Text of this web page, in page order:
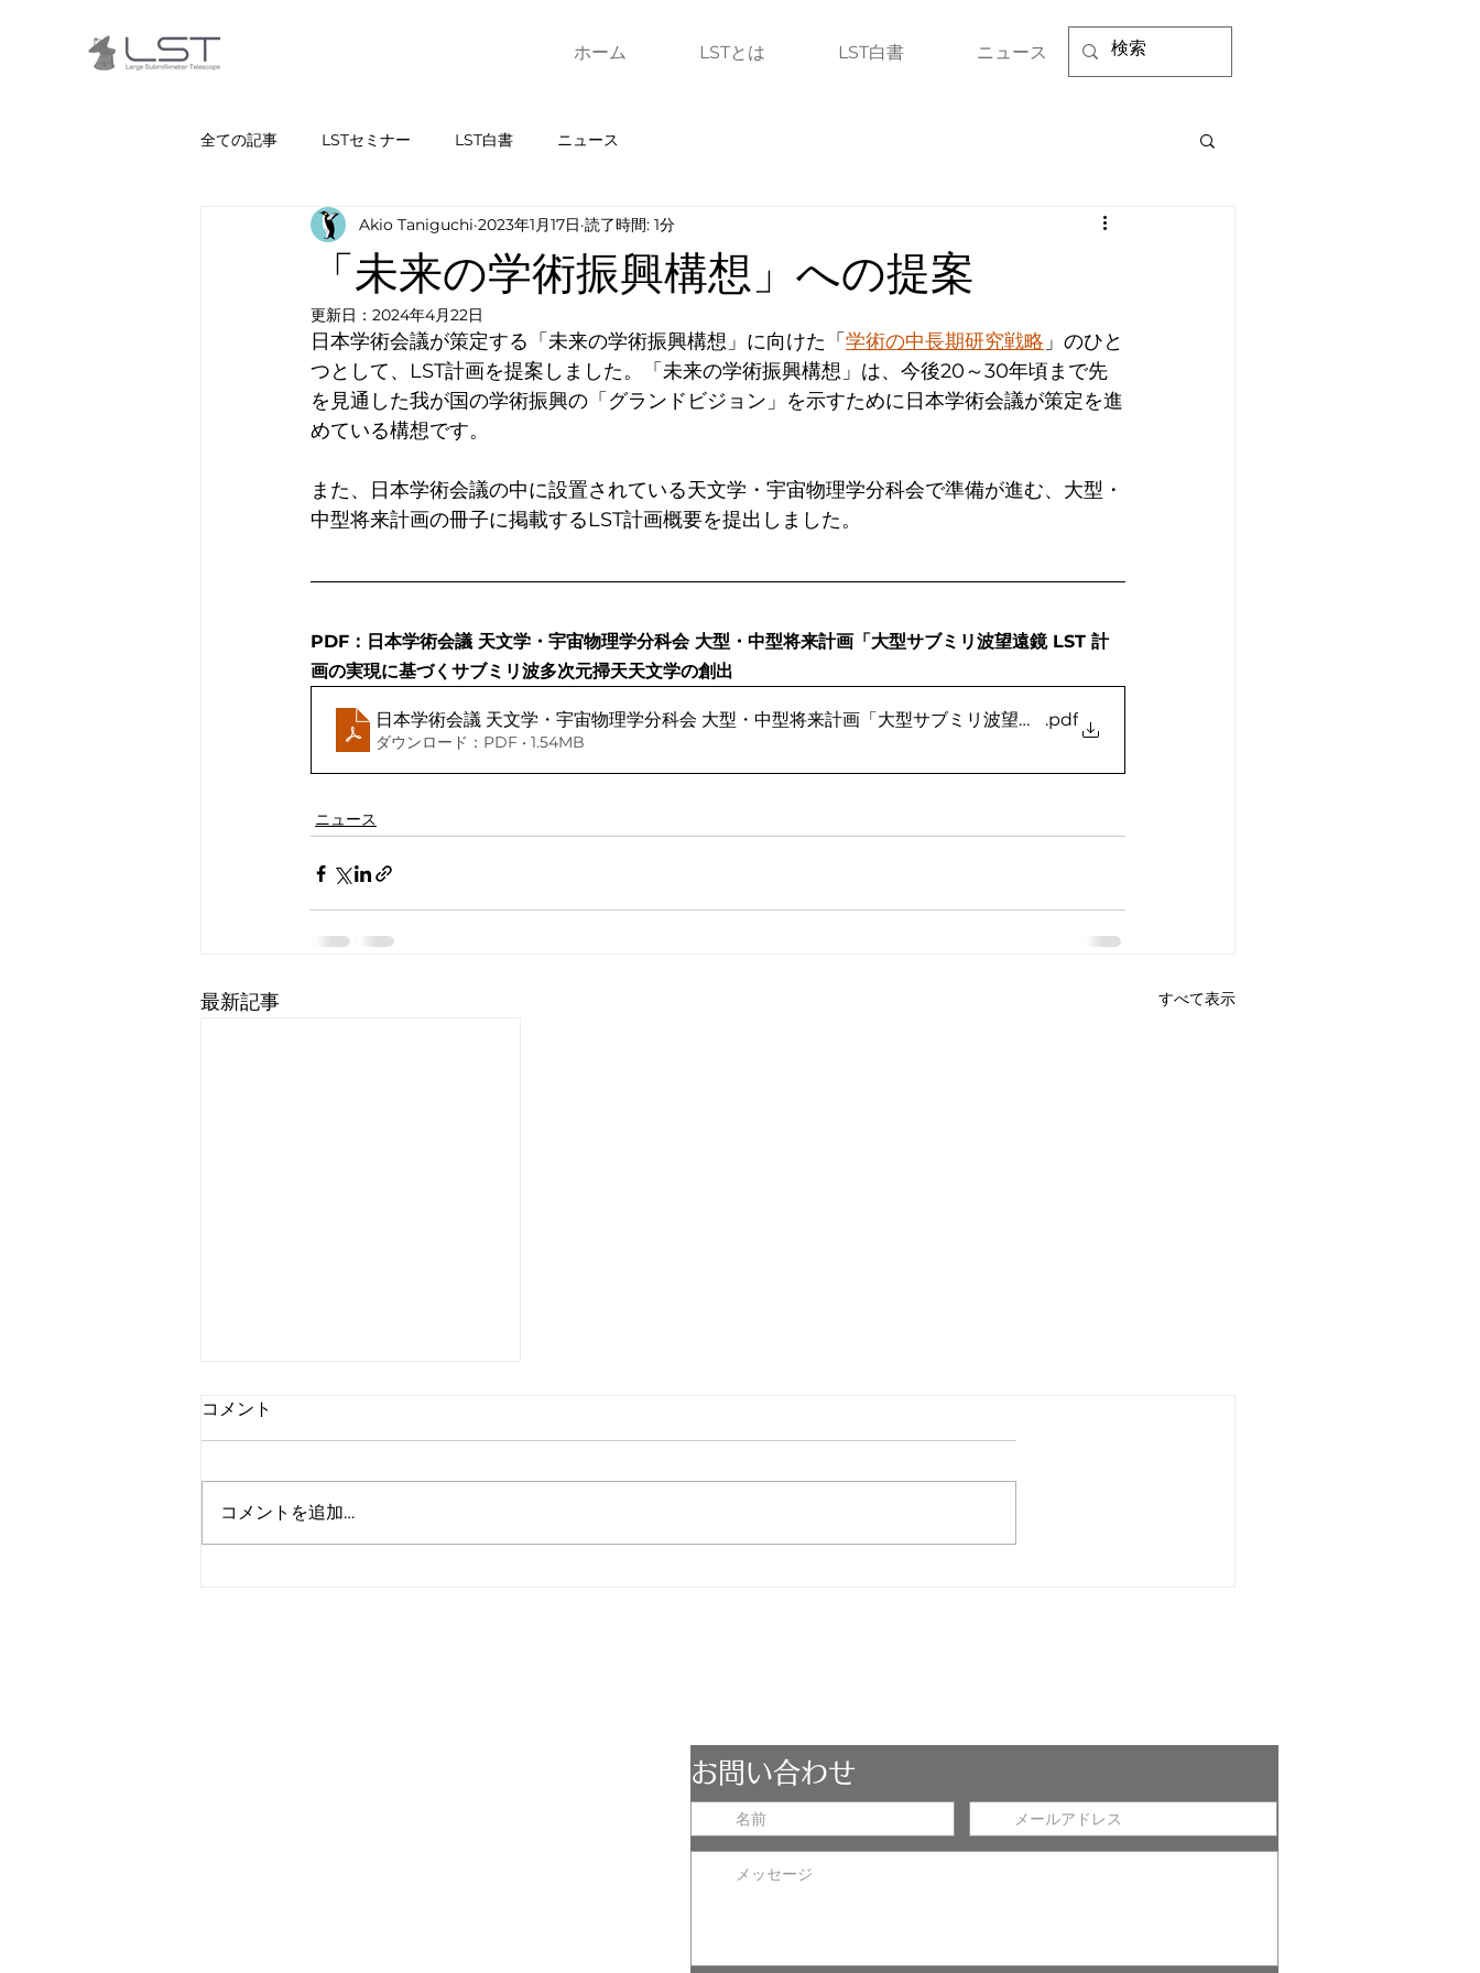
ホーム LSTとは LST白書 ニュース
全ての記事 LSTセミナー LST白書 ニュース
「未来の学術振興構想」への提案
Akio Taniguchi 2023年1月17日 読了時間: 1分
更新日： 2024年4月22日
日本学術会議が策定する「未来の学術振興構想」に向けた「 学術の中長期研究戦略 」のひと
つとして、LST計画を提案しました。「未来の学術振興構想」は、今後20～30年頃まで先
を見通した我が国の学術振興の「グランドビジョン」を示すために日本学術会議が策定を進
めている構想です。
また、日本学術会議の中に設置されている天文学・宇宙物理学分科会で準備が進む、大型・
中型将来計画の冊子に掲載するLST計画概要を提出しました。
PDF：日本学術会議 天文学・宇宙物理学分科会 大型・中型将来計画「大型サブミリ波望遠鏡 LST 計
画の実現に基づくサブミリ波多次元掃天天文学の創出
日本学術会議 天文学・宇宙物理学分科会 大型・中型将来計画「大型サブミリ波望遠鏡 LST 計画の実現に基づくサブミリ波多次元掃天天文
.pdf
ダウンロード：PDF • 1.54MB
ニュース
最新記事 すべて表示
コメント
コメントを追加…
お問い合わせ